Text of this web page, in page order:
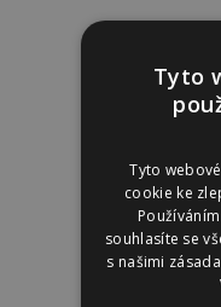
Tyto
Tyto
cookie ke
souhlasíte se
s našimi